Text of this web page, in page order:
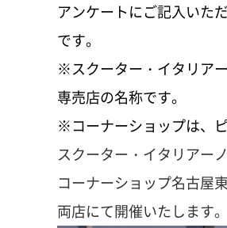
アンケートにご記入いた
です。
※スクーター・イタリア
専売店の名称です。
※コーナーショップは、
スクーター・イタリアー
コーナーショップ名古屋
両店にて開催いたします。